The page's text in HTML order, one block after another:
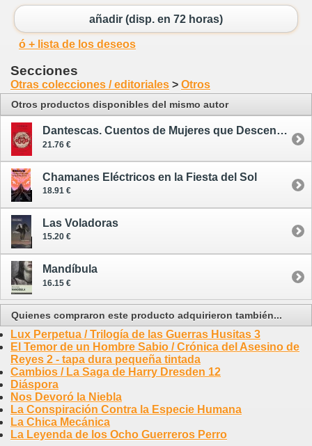
añadir (disp. en 72 horas)
ó + lista de los deseos
Secciones
Otras colecciones / editoriales > Otros
Otros productos disponibles del mismo autor
Dantescas. Cuentos de Mujeres que Descendieron a los Infiernos - ilustrado
21.76 €
Chamanes Eléctricos en la Fiesta del Sol
18.91 €
Las Voladoras
15.20 €
Mandíbula
16.15 €
Quienes compraron este producto adquirieron también...
Lux Perpetua / Trilogía de las Guerras Husitas 3
El Temor de un Hombre Sabio / Crónica del Asesino de
Reyes 2 - tapa dura pequeña tintada
Cambios / La Saga de Harry Dresden 12
Diáspora
Nos Devoró la Niebla
La Conspiración Contra la Especie Humana
La Chica Mecánica
La Leyenda de los Ocho Guerreros Perro